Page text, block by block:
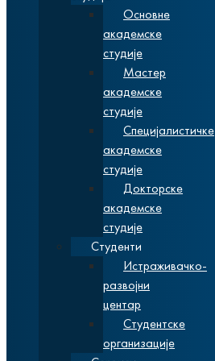
Основне
академске
студије
Мастер
академске
студије
Специјалистичке
академске
студије
Докторске
академске
студије
Студенти
Истраживачко-
развојни
центар
Студентске
организације